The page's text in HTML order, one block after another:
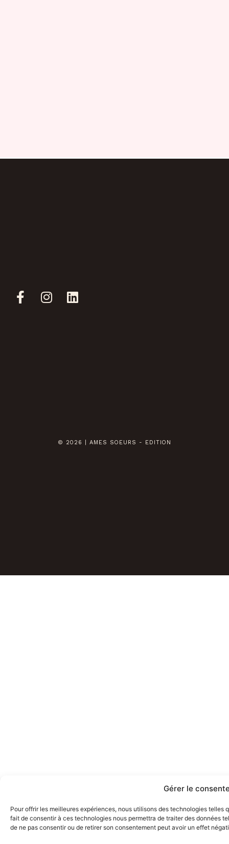
Gérer le
Pour offrir les meilleures expériences, nous utilisons des technologies
fait de consentir à ces technologies nous permettra de traiter des données
de ne pas consentir ou de retirer son consentement peut avoir un effet
© 2026 | AMES SOEURS - EDITION